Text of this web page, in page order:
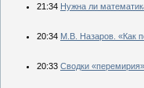
21:34 Нужна ли
20:34 М.В. Назаров. «Как
20:33 Сводки